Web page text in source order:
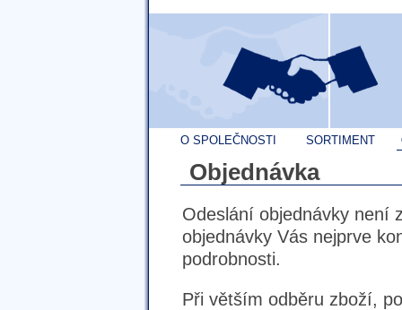
O SPOLEČNOSTI SORTIMENT
Objednávka
Odeslání objednávky není
objednávky Vás nejprve
podrobnosti.
Při větším odběru zboží,